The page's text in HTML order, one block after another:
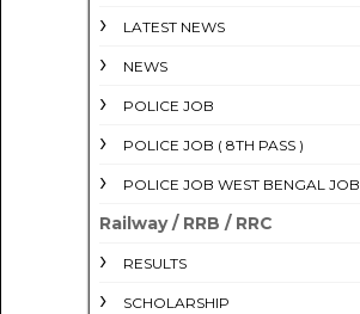
LATEST NEWS
NEWS
POLICE JOB
POLICE JOB ( 8TH PASS )
POLICE JOB WEST BENGAL JOB
Railway / RRB / RRC
RESULTS
SCHOLARSHIP